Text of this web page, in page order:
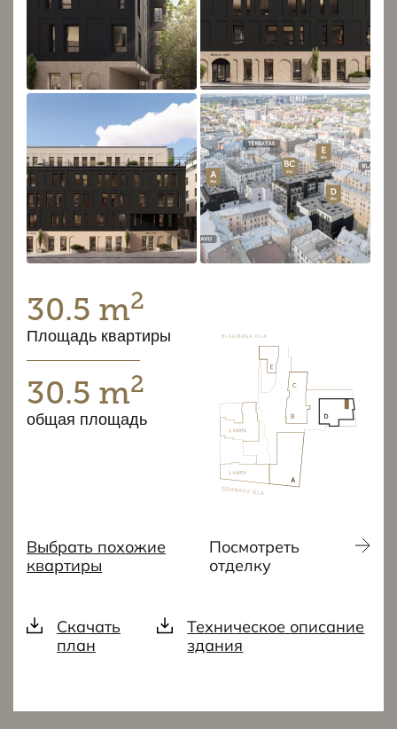
30.5 m2
Площадь квартиры
30.5 m2
общая площадь
Выбрать похожие
квартиры
Посмотреть
отделку
Скачать
план
Техническое описание
здания